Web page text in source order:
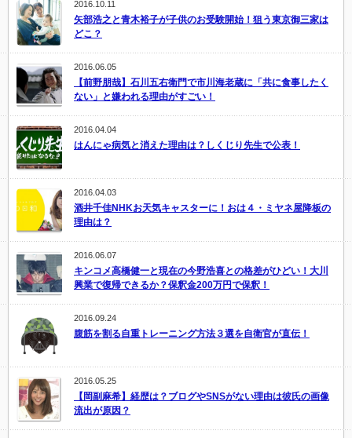
2016.10.11
矢部浩之と青木裕子が子供のお受験開始！狙う東京御三家は
どこ？
2016.06.05
【前野朋哉】石川五右衛門で市川海老蔵に「共に食事したく
ない」と嫌われる理由がすごい！
2016.04.04
はんにゃ病気と消えた理由は？しくじり先生で公表！
2016.04.03
酒井千佳NHKお天気キャスターに！おは４・ミヤネ屋降板の
理由は？
2016.06.07
キンコメ高橋健一と現在の今野浩喜との格差がひどい！大川
興業で復帰できるか？保釈金200万円で保釈！
2016.09.24
腹筋を割る自重トレーニング方法３選を自衛官が直伝！
2016.05.25
【岡副麻希】経歴は？ブログやSNSがない理由は彼氏の画像
流出が原因？